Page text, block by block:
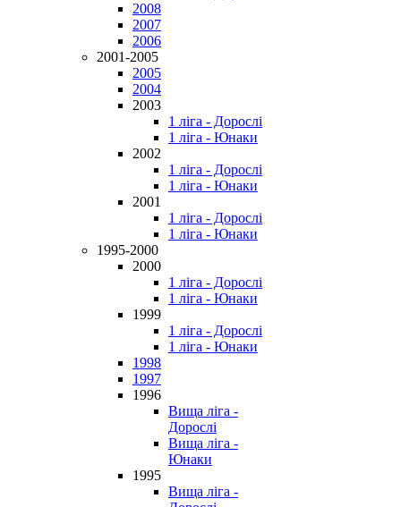
2008
2007
2006
2001-2005
2005
2004
2003
1 ліга - Дорослі
1 ліга - Юнаки
2002
1 ліга - Дорослі
1 ліга - Юнаки
2001
1 ліга - Дорослі
1 ліга - Юнаки
1995-2000
2000
1 ліга - Дорослі
1 ліга - Юнаки
1999
1 ліга - Дорослі
1 ліга - Юнаки
1998
1997
1996
Вища ліга -
Дорослі
Вища ліга -
Юнаки
1995
Вища ліга -